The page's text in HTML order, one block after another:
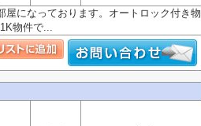
になっております。オートロック付き物
物件で...